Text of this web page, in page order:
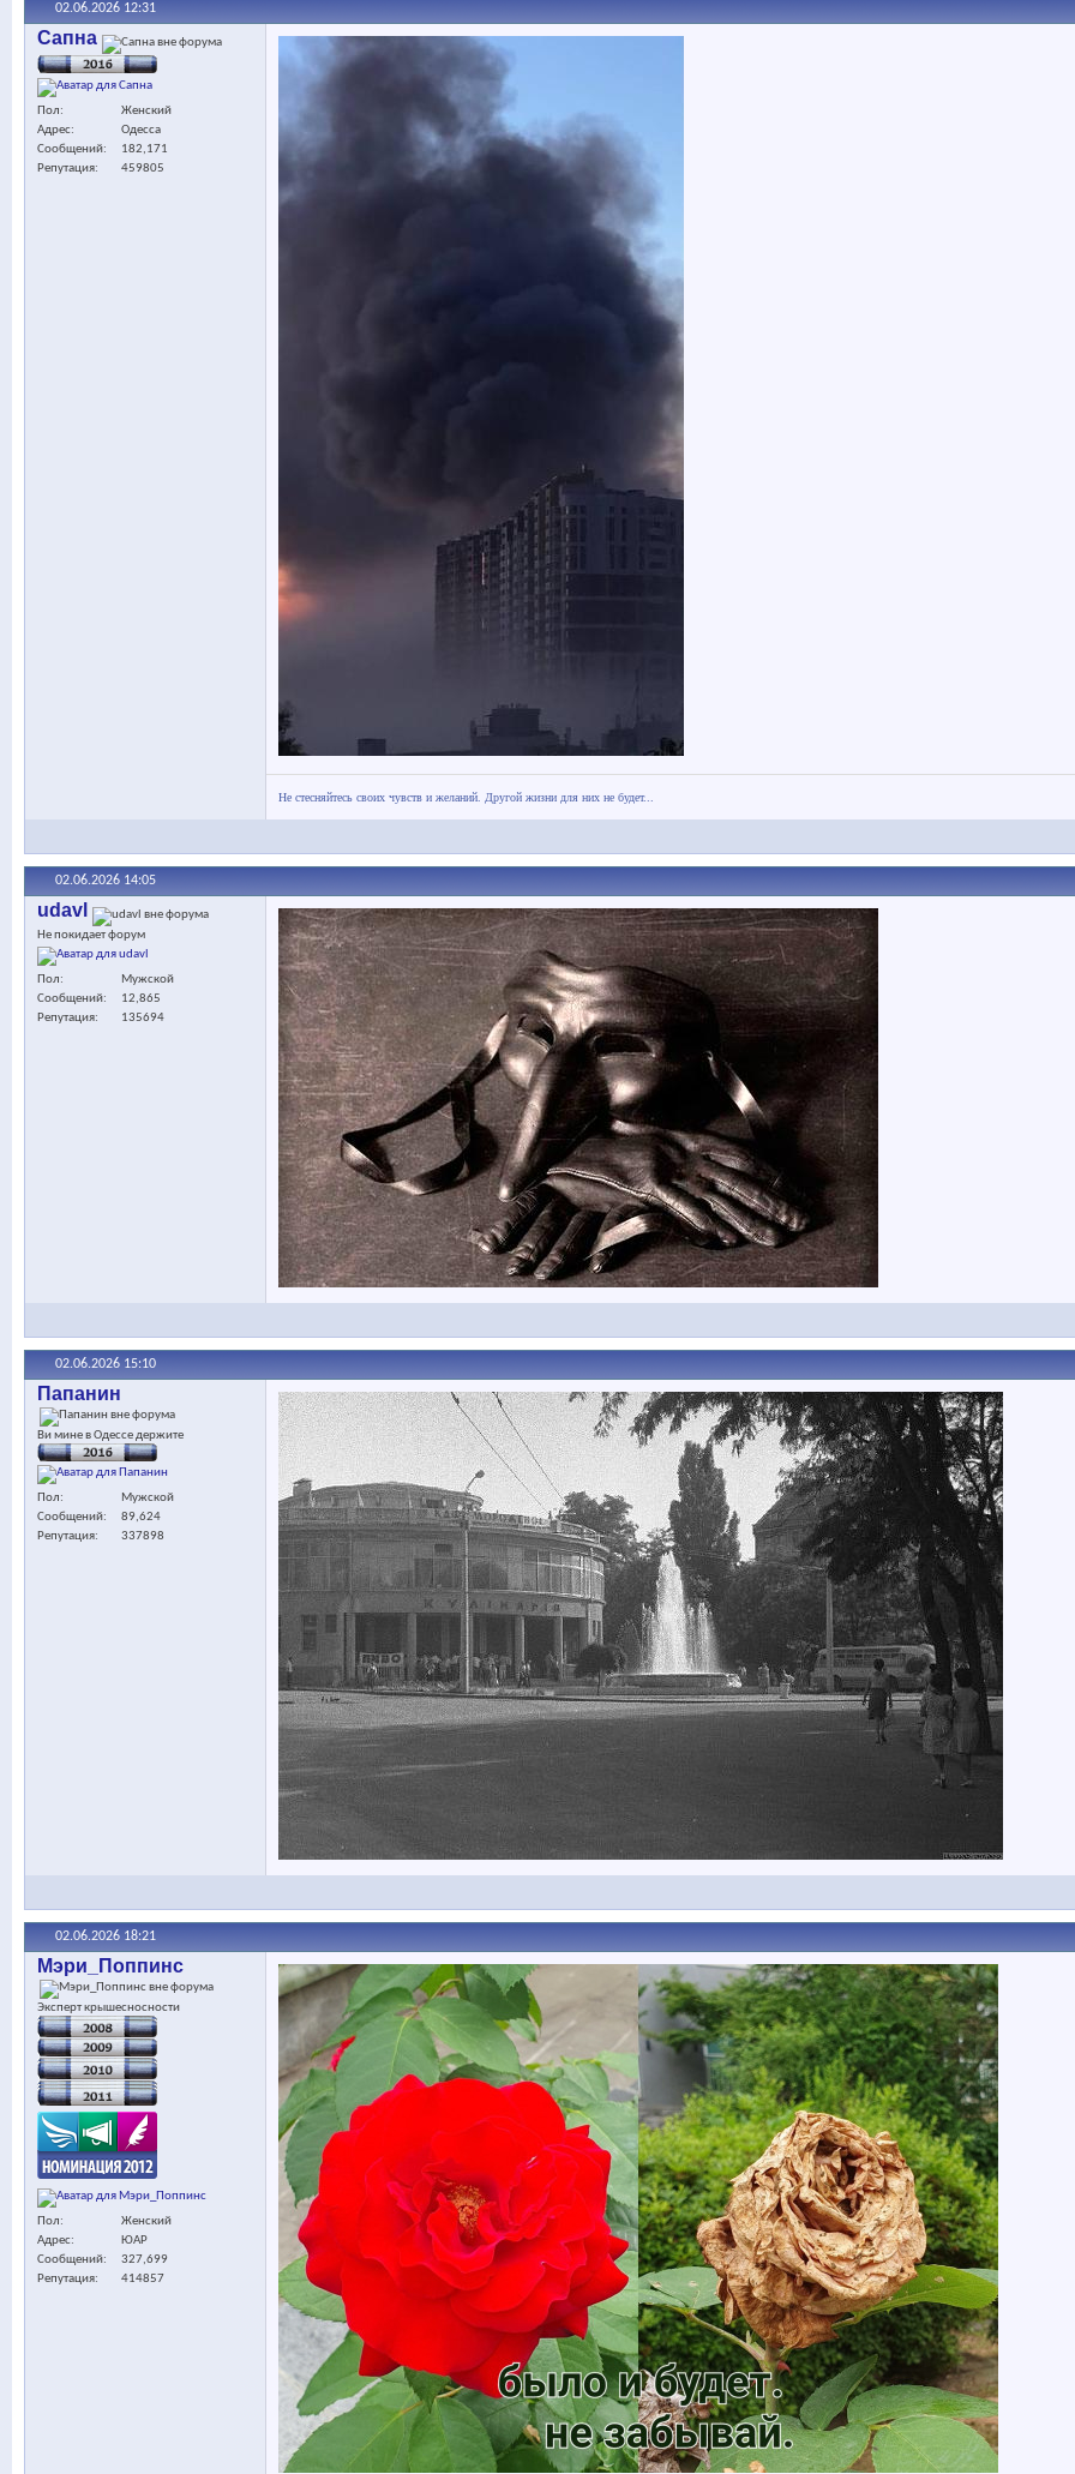
02.06.2026 12:31
Сапна
Пол
Женский
Адрес
Одесса
Сообщений
182,171
Репутация
459805
Не стесняйтесь своих чувств и желаний. Другой жизни для них не будет...
02.06.2026 14:05
udavl
Не покидает форум
Пол
Мужской
Сообщений
12,865
Репутация
135694
02.06.2026 15:10
Папанин
Ви мине в Одессе держите
Пол
Мужской
Сообщений
89,624
Репутация
337898
02.06.2026 18:21
Мэри_Поппинс
Эксперт крышесносности
Пол
Женский
Адрес
ЮАР
Сообщений
327,699
Репутация
414857